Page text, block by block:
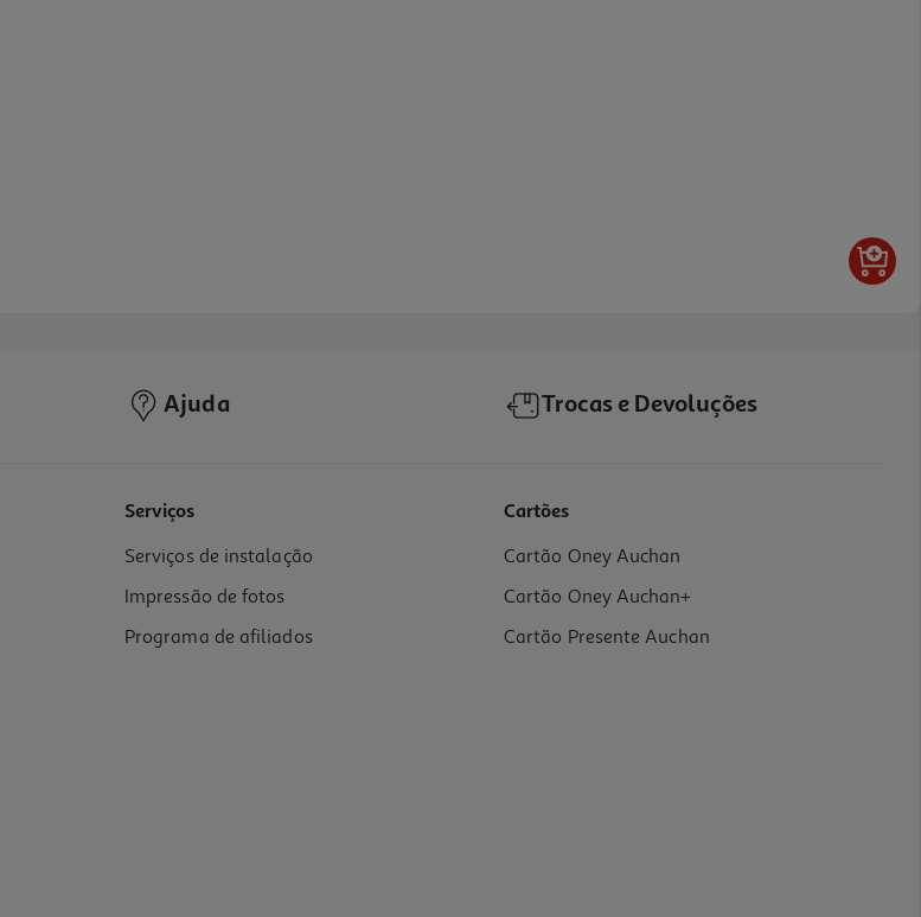
Ajuda Trocas e Devoluções
Serviços
Serviços de instalação
Impressão de fotos
Programa de afiliados
Cartões
Cartão Oney Auchan
Cartão Oney Auchan+
Cartão Presente Auchan